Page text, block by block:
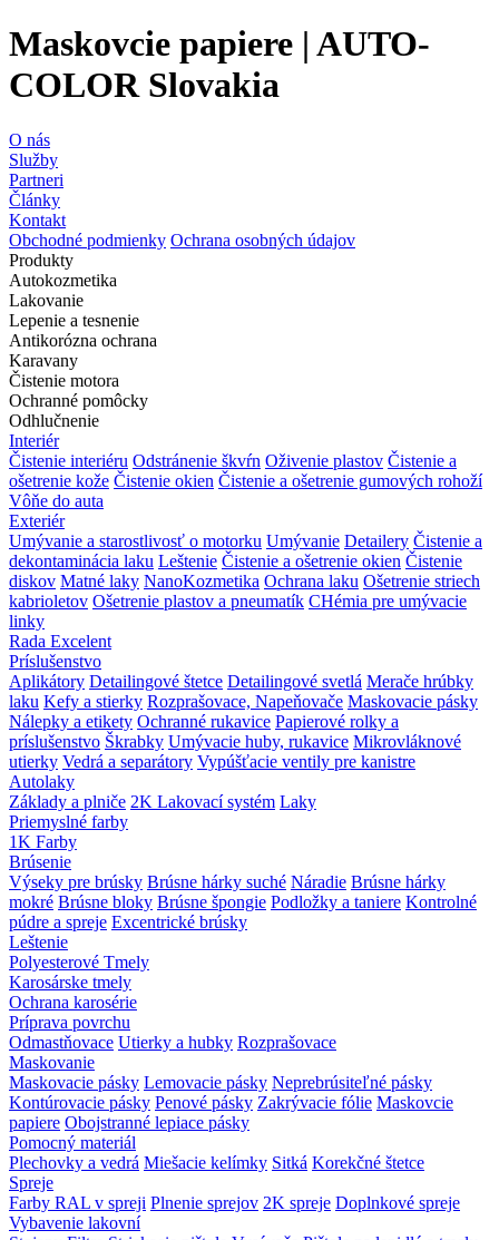
Maskovcie papiere | AUTO-
COLOR Slovakia
O nás
Služby
Partneri
Články
Kontakt
Obchodné podmienky Ochrana osobných údajov
Produkty
Autokozmetika
Lakovanie
Lepenie a tesnenie
Antikorózna ochrana
Karavany
Čistenie motora
Ochranné pomôcky
Odhlučnenie
Interiér
Čistenie interiéru Odstránenie škvŕn Oživenie plastov Čistenie a
ošetrenie kože Čistenie okien Čistenie a ošetrenie gumových rohoží
Vôňe do auta
Exteriér
Umývanie a starostlivosť o motorku Umývanie Detailery Čistenie a
dekontaminácia laku Leštenie Čistenie a ošetrenie okien Čistenie
diskov Matné laky NanoKozmetika Ochrana laku Ošetrenie striech
kabrioletov Ošetrenie plastov a pneumatík CHémia pre umývacie
linky
Rada Excelent
Príslušenstvo
Aplikátory Detailingové štetce Detailingové svetlá Merače hrúbky
laku Kefy a stierky Rozprašovace, Napeňovače Maskovacie pásky
Nálepky a etikety Ochranné rukavice Papierové rolky a
príslušenstvo Škrabky Umývacie huby, rukavice Mikrovláknové
utierky Vedrá a separátory Vypúšťacie ventily pre kanistre
Autolaky
Základy a plniče 2K Lakovací systém Laky
Priemyslné farby
1K Farby
Brúsenie
Výseky pre brúsky Brúsne hárky suché Náradie Brúsne hárky
mokré Brúsne bloky Brúsne špongie Podložky a taniere Kontrolné
púdre a spreje Excentrické brúsky
Leštenie
Polyesterové Tmely
Karosárske tmely
Ochrana karosérie
Príprava povrchu
Odmastňovace Utierky a hubky Rozprašovace
Maskovanie
Maskovacie pásky Lemovacie pásky Neprebrúsiteľné pásky
Kontúrovacie pásky Penové pásky Zakrývacie fólie Maskovcie
papiere Obojstranné lepiace pásky
Pomocný materiál
Plechovky a vedrá Miešacie kelímky Sitká Korekčné štetce
Spreje
Farby RAL v spreji Plnenie sprejov 2K spreje Doplnkové spreje
Vybavenie lakovní